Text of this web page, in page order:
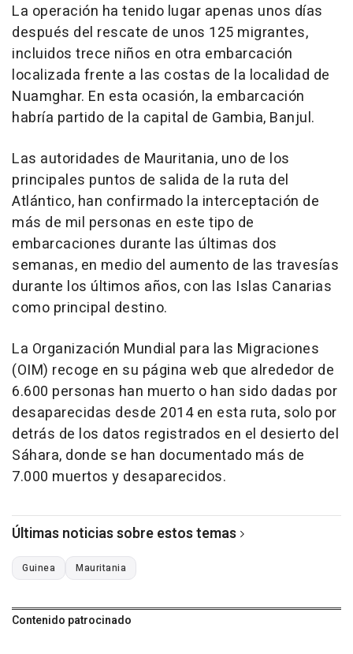
La operación ha tenido lugar apenas unos días
después del rescate de unos 125 migrantes,
incluidos trece niños en otra embarcación
localizada frente a las costas de la localidad de
Nuamghar. En esta ocasión, la embarcación
habría partido de la capital de Gambia, Banjul.
Las autoridades de Mauritania, uno de los
principales puntos de salida de la ruta del
Atlántico, han confirmado la interceptación de
más de mil personas en este tipo de
embarcaciones durante las últimas dos
semanas, en medio del aumento de las travesías
durante los últimos años, con las Islas Canarias
como principal destino.
La Organización Mundial para las Migraciones
(OIM) recoge en su página web que alrededor de
6.600 personas han muerto o han sido dadas por
desaparecidas desde 2014 en esta ruta, solo por
detrás de los datos registrados en el desierto del
Sáhara, donde se han documentado más de
7.000 muertos y desaparecidos.
Últimas noticias sobre estos temas
Guinea Mauritania
Contenido patrocinado